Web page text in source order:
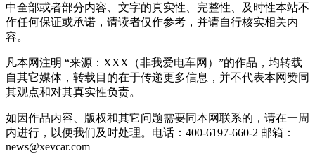
中全部或者部分内容、文字的真实性、完整性、及时性本站不
作任何保证或承诺，请读者仅作参考，并请自行核实相关内
容。
凡本网注明 “来源：XXX（非我爱电车网）”的作品，均转载
自其它媒体，转载目的在于传递更多信息，并不代表本网赞同
其观点和对其真实性负责。
如因作品内容、版权和其它问题需要同本网联系的，请在一周
内进行，以便我们及时处理。电话：400-6197-660-2 邮箱：
news@xevcar.com